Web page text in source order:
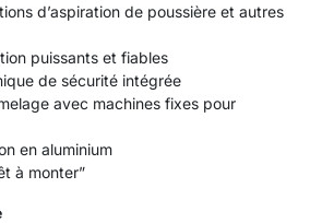
d’aspiration de poussière et autres
puissants et fiables
de sécurité intégrée
avec machines fixes pour
en aluminium
à monter”